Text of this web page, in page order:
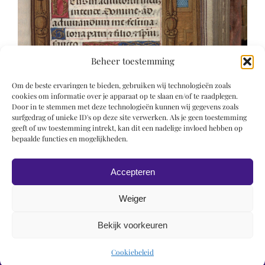
Beheer toestemming
Om de beste ervaringen te bieden, gebruiken wij technologieën zoals
cookies om informatie over je apparaat op te slaan en/of te raadplegen.
Door in te stemmen met deze technologieën kunnen wij gegevens zoals
surfgedrag of unieke ID's op deze site verwerken. Als je geen toestemming
geeft of uw toestemming intrekt, kan dit een nadelige invloed hebben op
bepaalde functies en mogelijkheden.
Accepteren
Weiger
Bekijk voorkeuren
Cookiebeleid
© 2019 Roel Wiechers | Powered by